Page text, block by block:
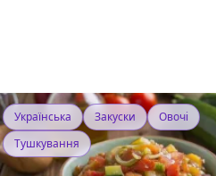
Українська Закуски
Овочі
Тушкування